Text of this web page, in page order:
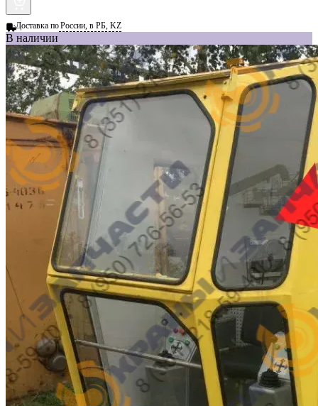
Доставка поРоссии, в РБ, KZ
В наличии